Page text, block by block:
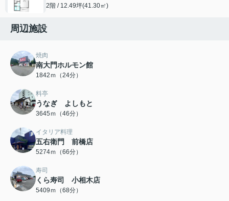
2階 / 12.49坪(41.30㎡)
周辺施設
焼肉
南大門ホルモン館
1842ｍ（24分）
料亭
うなぎ よしもと
3645ｍ（46分）
イタリア料理
五右衛門 前橋店
5274ｍ（66分）
寿司
くら寿司 小相木店
5409ｍ（68分）